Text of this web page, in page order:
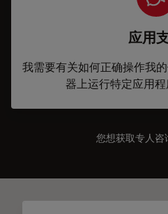
应用
我需要有关如何正确操作我
器上运行特定应用程
您想获取专人咨